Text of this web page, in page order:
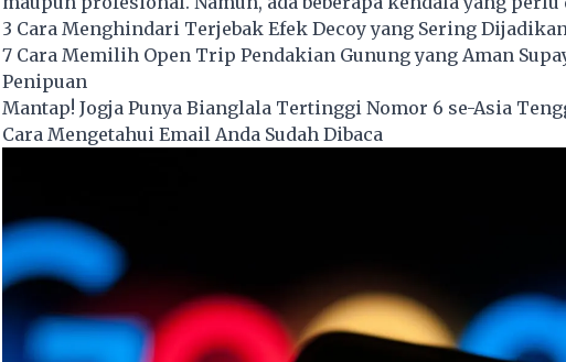
3 Cara Menghindari Terjebak Efek Decoy yang Sering
7 Cara Memilih Open Trip Pendakian Gunung yang Aman
Penipuan
Mantap! Jogja Punya Bianglala Tertinggi Nomor 6 se-Asia
Cara Mengetahui Email Anda Sudah Dibaca